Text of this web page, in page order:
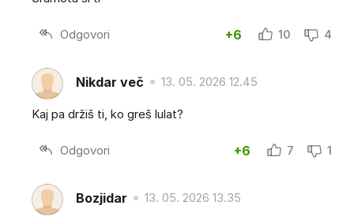
Odgovori +6 10 4
Nikdar več 13. 05. 2026 12.45
Kaj pa držiš ti, ko greš lulat?
Odgovori +6 7 1
Bozjidar 13. 05. 2026 13.35